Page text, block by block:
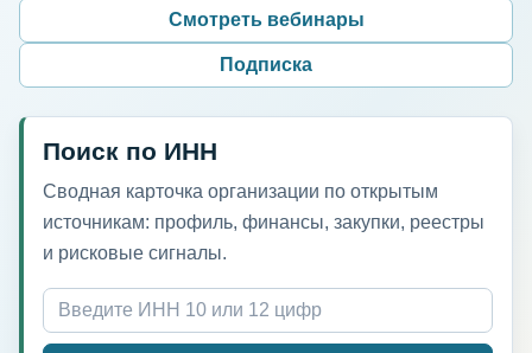
Смотреть вебинары
Подписка
Поиск по ИНН
Сводная карточка организации по открытым
источникам: профиль, финансы, закупки, реестры
и рисковые сигналы.